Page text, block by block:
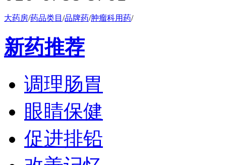
大药房/药品类目 /品牌药/肿瘤科用药/
新药推荐
调理肠胃
眼睛保健
促进排铅